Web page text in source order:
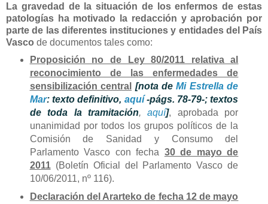
La gravedad de la situación de los enfermos de estas
patologías ha motivado la redacción y aprobación por
parte de las diferentes instituciones y entidades del
País
Vasco de documentos tales como:
Proposición no de Ley 80/2011 relativa al
reconocimiento de las enfermedades de
sensibilización central [nota deMi Estrella de
Mar: texto definitivo, aquí-págs. 78-79-; textos
de toda la tramitación,aquí], aprobada por
unanimidad por todos los grupos políticos de la
Comisión de Sanidad y Consumo del
Parlamento Vasco con fecha 30 de mayo de
2011(Boletín Oficial del Parlamento Vasco de
10/06/2011, nº 116).
Declaración del Ararteko de fecha 12 de mayo